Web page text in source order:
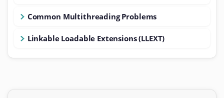
Common Multithreading Problems
Linkable Loadable Extensions (LLEXT)